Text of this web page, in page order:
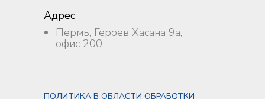
ПОЛИТИКА В ОБЛАСТИ ОБРАБОТКИ
Адрес
Пермь, Героев Хасана 9а,
офис 200